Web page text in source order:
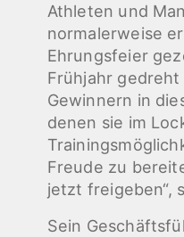
Athleten und
normalerweise
Ehrungsfeier
Frühjahr
Gewinnern in
denen sie im
Freude zu
jetzt freigeben“,
Sein